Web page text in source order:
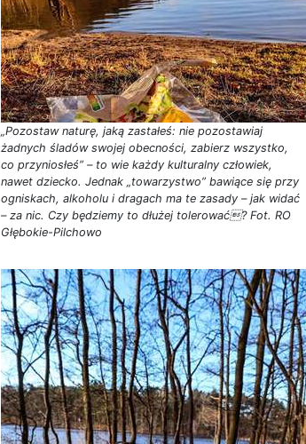
„Pozostaw naturę, jaką zastałeś: nie pozostawiaj
żadnych śladów swojej obecności, zabierz wszystko,
co przyniosłeś” – to wie każdy kulturalny człowiek,
nawet dziecko. Jednak „towarzystwo” bawiące się przy
ogniskach, alkoholu i dragach ma te zasady – jak widać
– za nic. Czy będziemy to dłużej tolerować? Fot. RO
Głębokie-Pilchowo